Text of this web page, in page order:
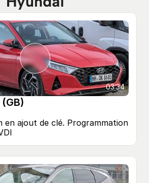
03:34
en ajout de clé. Programmation